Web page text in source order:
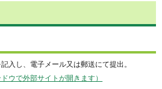
入し、電子メール又は郵送にて提出。
ウで外部サイトが開きます）